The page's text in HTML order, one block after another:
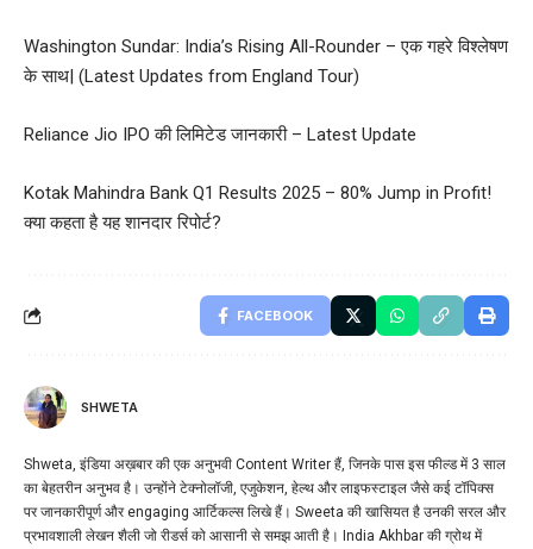
Washington Sundar: India’s Rising All-Rounder – एक गहरे विश्लेषण
के साथ| (Latest Updates from England Tour)
Reliance Jio IPO की लिमिटेड जानकारी – Latest Update
Kotak Mahindra Bank Q1 Results 2025 – 80% Jump in Profit!
क्या कहता है यह शानदार रिपोर्ट?
FACEBOOK
SHWETA
Shweta, इंडिया अख़बार की एक अनुभवी Content Writer हैं, जिनके पास इस फील्ड में 3 साल
का बेहतरीन अनुभव है। उन्होंने टेक्नोलॉजी, एजुकेशन, हेल्थ और लाइफस्टाइल जैसे कई टॉपिक्स
पर जानकारीपूर्ण और engaging आर्टिकल्स लिखे हैं। Sweeta की खासियत है उनकी सरल और
प्रभावशाली लेखन शैली जो रीडर्स को आसानी से समझ आती है। India Akhbar की ग्रोथ में